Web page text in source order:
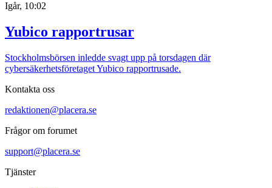
Igår, 10:02
Yubico rapportrusar
Stockholmsbörsen inledde svagt upp på torsdagen där
cybersäkerhetsföretaget Yubico rapportrusade.
Kontakta oss
redaktionen@placera.se
Frågor om forumet
support@placera.se
Tjänster